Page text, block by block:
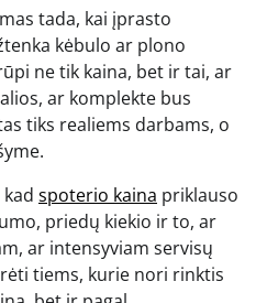
tada, kai įprasto
kėbulo ar plono
ne tik kaina, bet ir tai, ar
ar komplekte bus
tiks realiems darbams, o
spoterio kaina priklauso
priedų kiekio ir to, ar
ar intensyviam servisų
tiems, kurie nori rinktis